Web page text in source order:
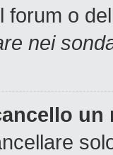
forum o
nei
un